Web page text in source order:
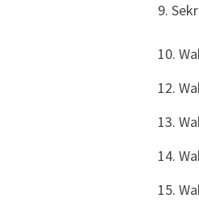
9.
10.
12.
13.
14.
15.